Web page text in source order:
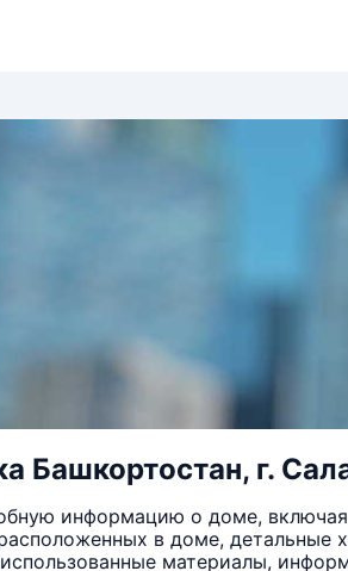
Башкортостан, г.
информацию о доме,
в доме, детальные
материалы,